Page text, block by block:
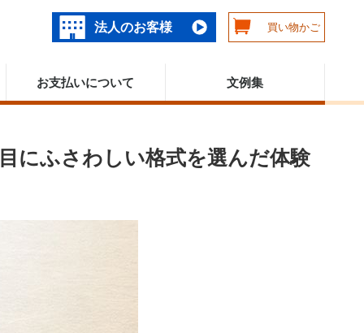
法人のお客様 買い物かご
お支払いについて 文例集
にふさわしい格式を選んだ体験